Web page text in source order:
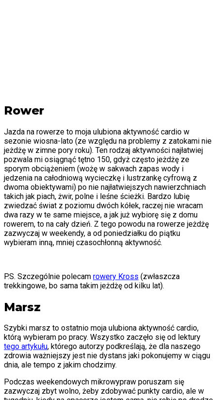
Rower
Jazda na rowerze to moja ulubiona aktywność cardio w
sezonie wiosna-lato (ze względu na problemy z zatokami nie
jeżdżę w zimne pory roku). Ten rodzaj aktywności najłatwiej
pozwala mi osiągnąć tętno 150, gdyż często jeżdżę ze
sporym obciążeniem (wożę w sakwach zapas wody i
jedzenia na całodniową wycieczkę i lustrzankę cyfrową z
dwoma obiektywami) po nie najłatwiejszych nawierzchniach
takich jak piach, żwir, polne i leśne ścieżki. Bardzo lubię
zwiedzać świat z poziomu dwóch kółek, raczej nie wracam
dwa razy w te same miejsce, a jak już wybiorę się z domu
rowerem, to na cały dzień. Z tego powodu na rowerze jeżdżę
zazwyczaj w weekendy, a od poniedziałku do piątku
wybieram inną, mniej czasochłonną aktywność.
P.S. Szczególnie polecam rowery Kross (zwłaszcza
trekkingowe, bo sama takim jeżdżę od kilku lat).
Marsz
Szybki marsz to ostatnio moja ulubiona aktywność cardio,
którą wybieram po pracy. Wszystko zaczęło się od lektury
tego artykułu, którego autorzy podkreślają, że dla naszego
zdrowia ważniejszy jest nie dystans jaki pokonujemy w ciągu
dnia, ale tempo z jakim chodzimy.
Podczas weekendowych mikrowypraw poruszam się
zazwyczaj zbyt wolno, żeby zdobywać punkty cardio, ale w